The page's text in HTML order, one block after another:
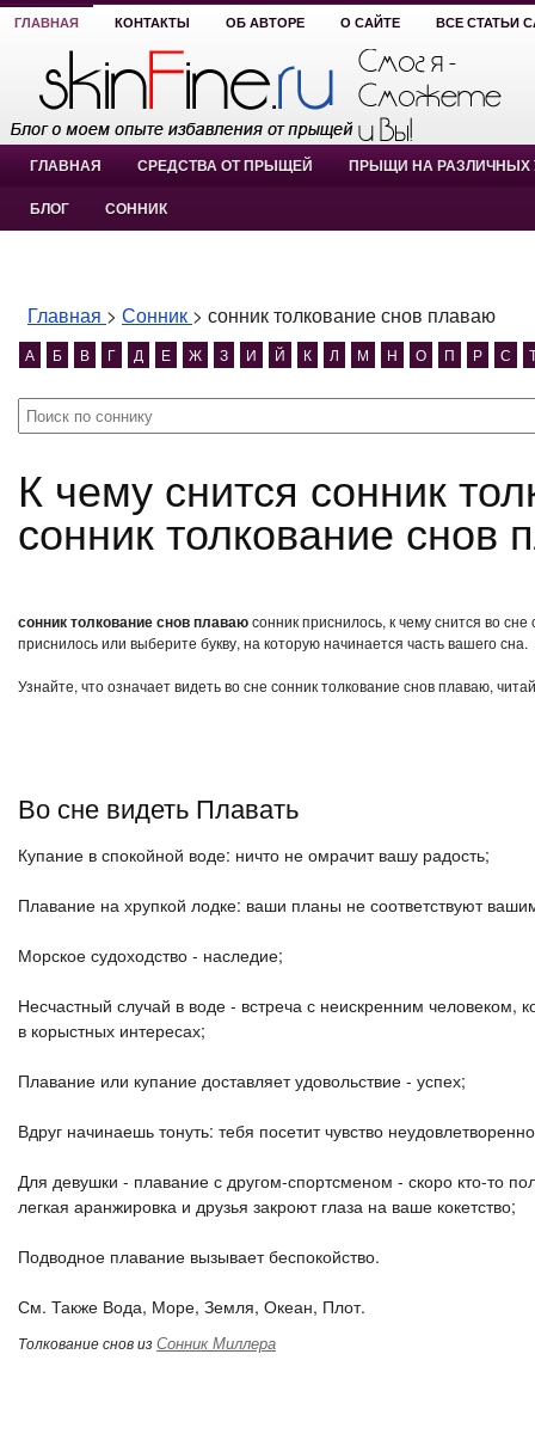
ГЛАВНАЯ КОНТАКТЫ ОБ АВТОРЕ О САЙТЕ ВСЕ СТАТЬИ
ГЛАВНАЯ СРЕДСТВА ОТ ПРЫЩЕЙ ПРЫЩИ НА РАЗЛИЧНЫХ
БЛОГ СОННИК
Главная > Сонник > сонник толкование снов плаваю
А Б В Г Д Е Ж З И Й К Л М Н О П Р С
К чему снится сонник толкование снов плаваю?
сонник толкование снов
сонник толкование снов плаваюсонник приснилось, к чему снится во
приснилось или выберите букву, на которую начинается часть вашего сна.
Узнайте, что означает видеть во сне сонник толкование снов плаваю,
Во сне видеть Плавать
Купание в спокойной воде: ничто не омрачит вашу радость;
Плавание на хрупкой лодке: ваши планы не соответствуют
Морское судоходство - наследие;
Несчастный случай в воде - встреча с неискренним
в корыстных интересах;
Плавание или купание доставляет удовольствие - успех;
Вдруг начинаешь тонуть: тебя посетит чувство
Для девушки - плавание с другом-спортсменом - скоро кто-то
легкая аранжировка и друзья закроют глаза на ваше кокетство;
Подводное плавание вызывает беспокойство.
См. Также Вода, Море, Земля, Океан, Плот.
Толкование снов изСонник Миллера